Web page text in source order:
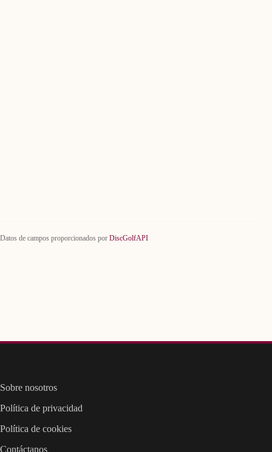
Datos de campos proporcionados por DiscGolfAPI
Sobre nosotros
Política de privacidad
Política de cookies
Contáctanos